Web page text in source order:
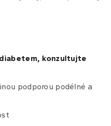
konzultujte
podporou podélné a